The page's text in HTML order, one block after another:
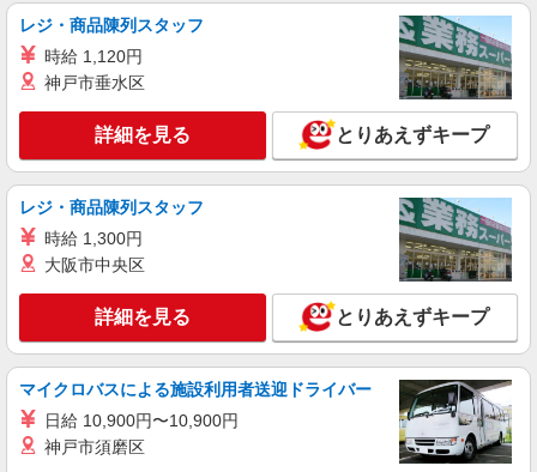
レジ・商品陳列スタッフ
時給 1,120円
神戸市垂水区
詳細を見る とりあえずキープ
レジ・商品陳列スタッフ
時給 1,300円
大阪市中央区
詳細を見る とりあえずキープ
マイクロバスによる施設利用者送迎ドライバー
日給 10,900円〜10,900円
神戸市須磨区